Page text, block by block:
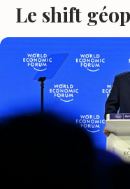
Le shift